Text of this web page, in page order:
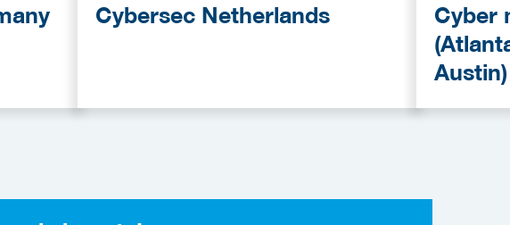
Cybersec Netherlands
Cyber
Austin)